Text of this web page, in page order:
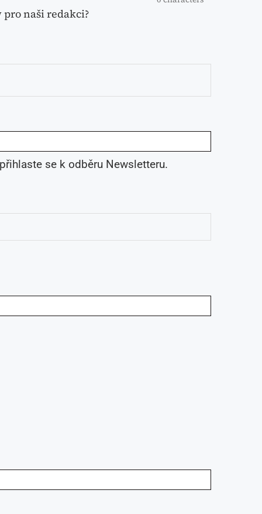
naši redakci?
se k odběru Newsletteru.